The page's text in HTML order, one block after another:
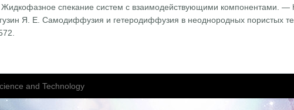
спекание систем с взаимодействующими компонентами. —
Я. Е. Самодиффузия и гетеродиффузия в неоднородных пористых
and Technology